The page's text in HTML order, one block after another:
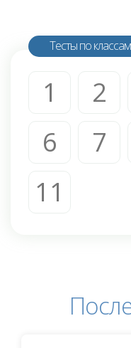
Тесты по классам
1 2
6
7
11